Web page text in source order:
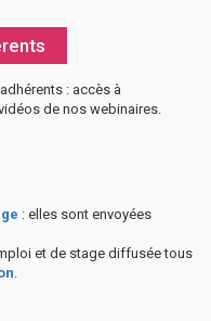
: accès à
de nos webinaires.
: elles sont envoyées
et de stage diffusée tous
.